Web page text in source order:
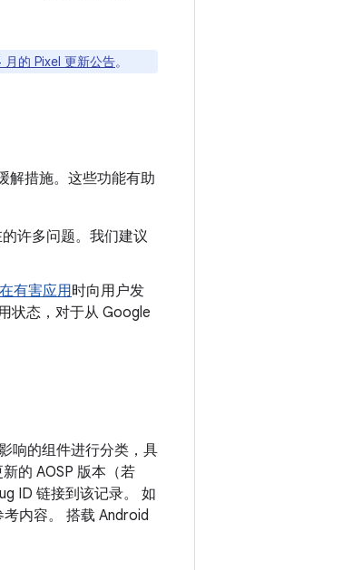
月的 Pixel 更新公告。
解措施。这些功能有助
许多问题。我们建议
有害应用时向用户发
状态，对于从 Google
响的组件进行分类，具
的 AOSP 版本（若
ID 链接到该记录。 如
内容。 搭载 Android